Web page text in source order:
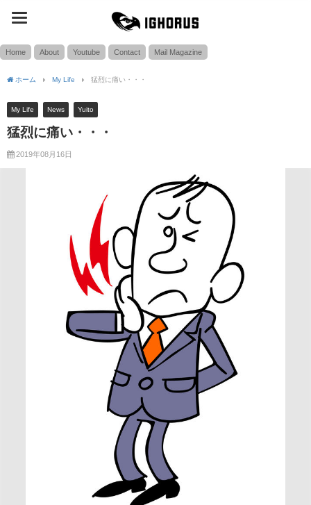
toggle
Home About Youtube Contact Mail Magazine
ホーム My Life 猛烈に痛い・・・
My Life News Yuito
猛烈に痛い・・・
2019年08月16日